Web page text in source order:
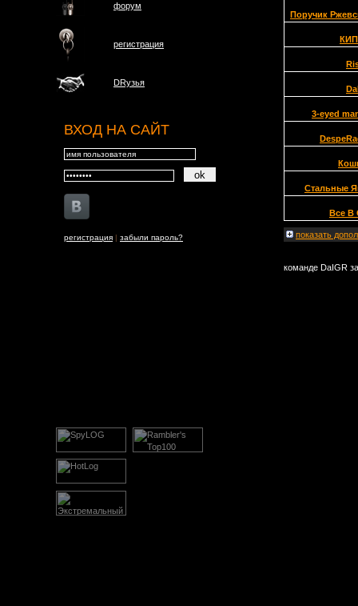
форум
регистрация
DRузья
ВХОД НА САЙТ
регистрация | забыли пароль?
Поручик
3-eyed
Стальные
Все В
показать
команде DaIGR